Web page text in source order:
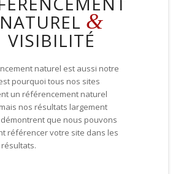
NATUREL &
VISIBILITÉ
naturel est aussi notre
pourquoi tous nos sites
un référencement naturel
nos résultats largement
que nous pouvons
référencer votre site dans les